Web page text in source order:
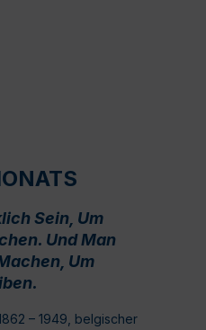
Sein, Um
Und Man
Um
– 1949, belgischer